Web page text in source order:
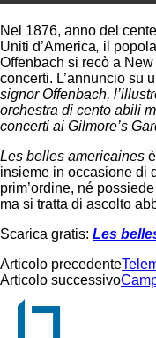
Nel 1876, anno del
Uniti d’America, il
Offenbach si recò a
concerti. L’annuncio su
signor Offenbach,
orchestra di cento abili
concerti ai Gilmore’s
Les belles americaines
insieme in occasione di
prim’ordine, né
ma si tratta di ascolto
Scarica gratis: Les
Articolo precedente
Articolo successivo